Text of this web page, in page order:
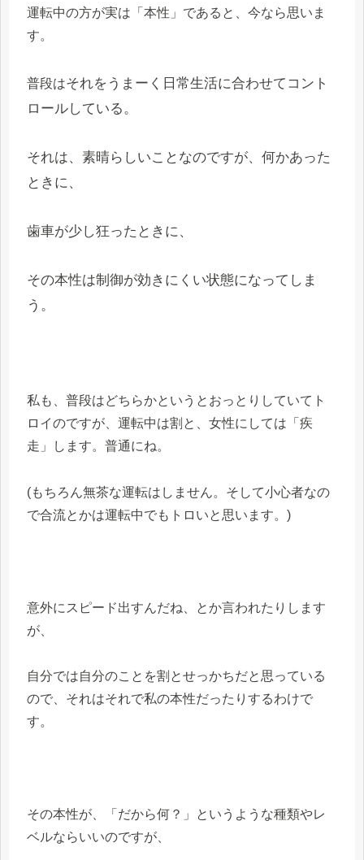
運転中の方が実は「本性」であると、今なら思いま
す。
普段はそれをうまーく日常生活に合わせてコント
ロールしている。
それは、素晴らしいことなのですが、何かあった
ときに、
歯車が少し狂ったときに、
その本性は制御が効きにくい状態になってしま
う。
私も、普段はどちらかというとおっとりしていてト
ロイのですが、運転中は割と、女性にしては「疾
走」します。普通にね。
(もちろん無茶な運転はしません。そして小心者なの
で合流とかは運転中でもトロいと思います。)
意外にスピード出すんだね、とか言われたりします
が、
自分では自分のことを割とせっかちだと思っている
ので、それはそれで私の本性だったりするわけで
す。
その本性が、「だから何？」というような種類やレ
ベルならいいのですが、